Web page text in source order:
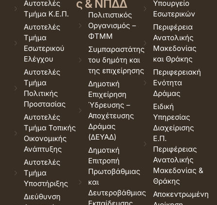
Αυτοτελές
Τμήμα Κ.Ε.Π.
Αυτοτελές
Τμήμα
Εσωτερικού
Ελέγχου
Αυτοτελές
Τμήμα
Πολιτικής
Προστασίας
Αυτοτελές
Τμήμα Τοπικής
Οικονομικής
Ανάπτυξης
Αυτοτελές
Τμήμα
Υποστήριξης
Διεύθυνση
ς & ΝΠΔΔ
Πολιτιστικός
Οργανισμός –
ΦΤΜΜ
Συμπαραστάτης
του δημότη και
της επιχείρησης
Δημοτική
Επιχείρηση
Ύδρευσης –
Αποχέτευσης
Δράμας
(ΔΕΥΑΔ)
Δημοτική
Επιτροπή
Πρωτοβάθμιας
και
Δευτεροβάθμιας
Υπουργείο
Εσωτερικών
Περιφέρεια
Ανατολικής
Μακεδονίας
και Θράκης
Περιφερειακή
Ενότητα
Δράμας
Ειδική
Υπηρεσίας
Διαχείρισης
Ε.Π.
Περιφέρειας
Ανατολικής
Μακεδονίας &
Θράκης
Αποκεντρωμένη